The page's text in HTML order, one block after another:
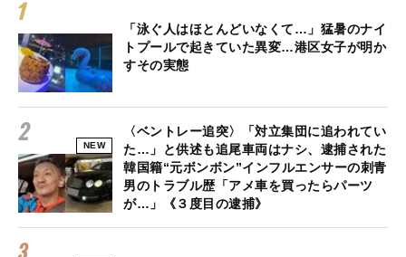
「泳ぐ人はほとんどいなくて…」猛暑のナイ
トプールで起きていた異変…港区女子が明か
すその実態
NEW
〈ベントレー追突〉「対立集団に追われてい
た…」と供述も追尾車両はナシ、逮捕された
韓国籍“元ボンボン”インフルエンサーの刺青
男のトラブル歴「アメ車を買ったらパーツ
が…」《３度目の逮捕》